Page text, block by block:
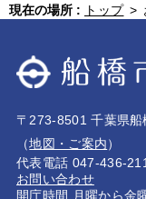
現在の場所 : トップ >
〒273-8501 千葉県
（地図・ご案内）
代表電話 047-436-
お問い合わせ
開庁時間 月曜から金